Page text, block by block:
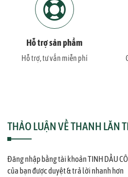
Hỗ trợ sản phẩm
Hỗ trợ, tư vấn miễn phí
THẢO LUẬN VỀ THANH LĂN
Đăng nhập bằng tài khoản TINH DẦU
của bạn được duyệt & trả lời nhanh hơn